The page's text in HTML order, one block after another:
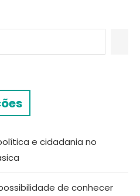
e cidadania no
de conhecer